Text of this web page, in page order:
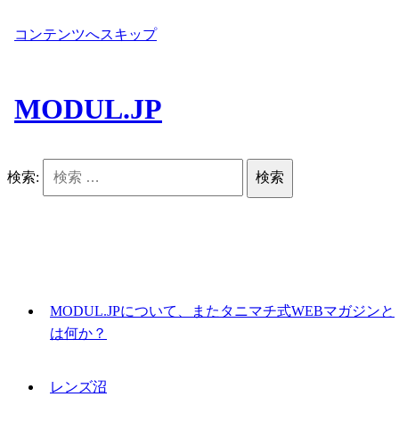
コンテンツへスキップ
MODUL.JP
検索:
MODUL.JPについて、またタニマチ式WEBマガジンと
は何か？
レンズ沼